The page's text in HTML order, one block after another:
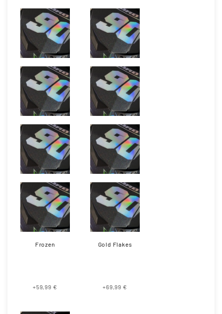
Frozen
+59,99 €
Gold Flakes
+69,99 €